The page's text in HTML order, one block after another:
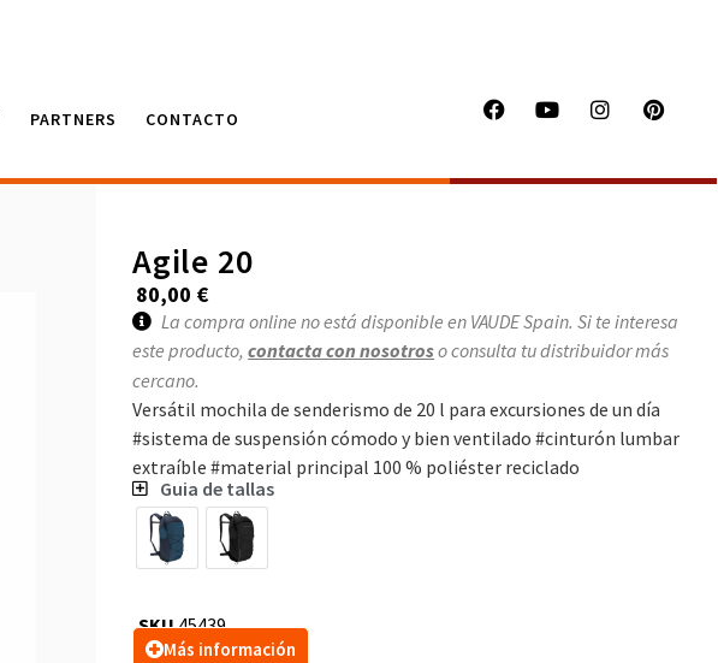
PARTNERS CONTACTO
Agile 20
80,00 €
La compra online no está disponible en VAUDE Spain. Si te interesa
este producto,contacta con nosotroso consulta tu distribuidor más
cercano.
Versátil mochila de senderismo de 20 l para excursiones de un día
#sistema de suspensión cómodo y bien ventilado #cinturón lumbar
extraíble #material principal 100 % poliéster reciclado
Guia de tallas
SKU45439
Más información